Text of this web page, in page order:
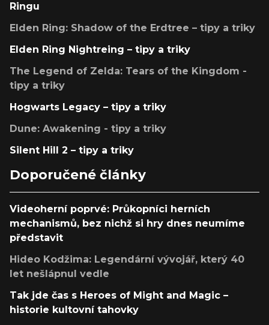
Ringu
Elden Ring: Shadow of the Erdtree – tipy a triky
Elden Ring Nightreing – tipy a triky
The Legend of Zelda: Tears of the Kingdom -
tipy a triky
Hogwarts Legacy – tipy a triky
Dune: Awakening - tipy a triky
Silent Hill 2 – tipy a triky
Doporučené články
Videoherní poprvé: Průkopníci herních
mechanismů, bez nichž si hry dnes neumíme
představit
Hideo Kodžima: Legendární vývojář, který 40
let nešlápnul vedle
Tak jde čas s Heroes of Might and Magic –
historie kultovní tahovky